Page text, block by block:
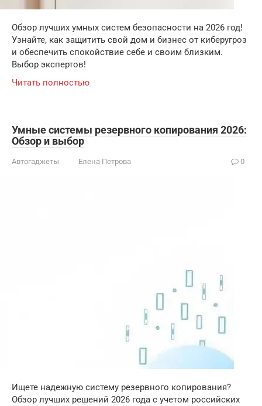
Обзор лучших умных систем безопасности на 2026 год!
Узнайте, как защитить свой дом и бизнес от киберугроз
и обеспечить спокойствие себе и своим близким.
Выбор экспертов!
Читать полностью
Умные системы резервного копирования 2026:
Обзор и выбор
Автогаджеты Елена Петрова 0
Ищете надежную систему резервного копирования?
Обзор лучших решений 2026 года с учетом российских